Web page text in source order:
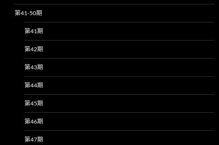
第41-50期
第41期
第42期
第43期
第44期
第45期
第46期
第47期